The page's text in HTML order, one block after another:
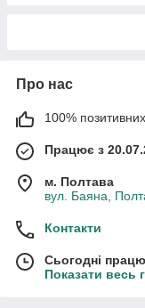
Про нас
100% позитивних
Працює з
м. Полтава
вул. Баяна,
Контакти
Сьогодні
Показати весь